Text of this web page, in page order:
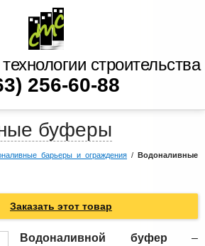
строительства
256-60-88
буферы
барьеры и ограждения / Водоналивные
Заказать этот товар
Водоналивной буфер –